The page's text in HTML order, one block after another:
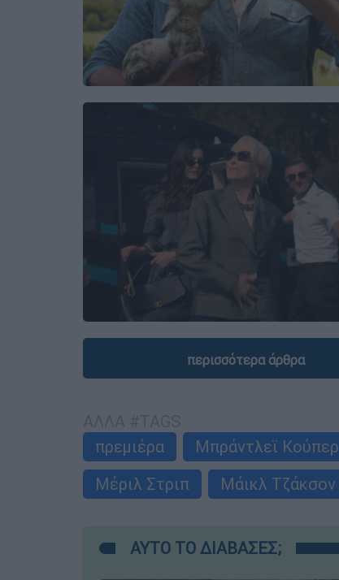
περισσότερα άρθρα
πρεμιέρα
Μπράντλεϊ Κούπερ
Μέριλ Στριπ
Μάικλ Τζάκσον
ΑΥΤΟ ΤΟ ΔΙΑΒΑΣΕΣ;